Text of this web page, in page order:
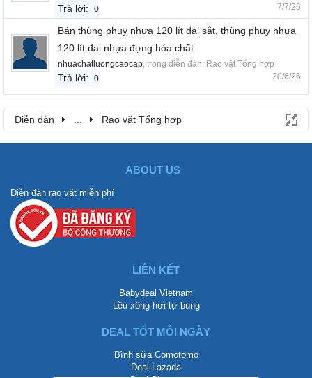
Trả lời: 0 7/7/26
Bán thùng phuy nhựa 120 lít đai sắt, thùng phuy nhựa
120 lít đai nhựa đựng hóa chất
nhuachatluongcaocap , trong diễn đàn: Rao vặt Tổng hợp
Trả lời: 0 20/6/26
Diễn đàn Rao vặt Tổng hợp
ABOUT US
Diễn đàn rao vặt miễn phí
LIÊN KẾT
Babydeal Vietnam
Lều xông hơi tự bung
DEAL TỐT MỖI NGÀY
Bình sữa Comotomo
Deal Lazada